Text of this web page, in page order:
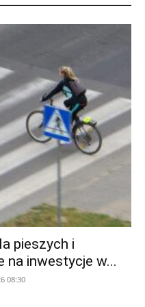
pieszych i
na inwestycje w...
08:30